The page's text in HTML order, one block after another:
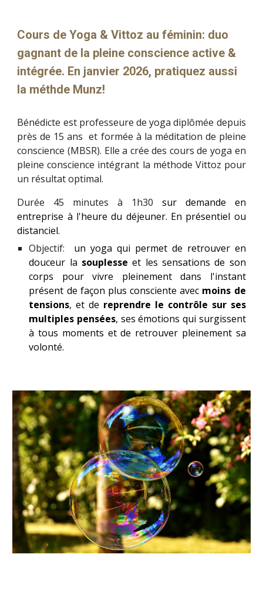
Cours de Yoga & Vittoz au féminin: duo
gagnant de la pleine conscience active &
intégrée. En janvier 2026, pratiquez aussi
la méthde Munz!
Bénédicte est professeure de yoga diplômée depuis
près de 15 ans et formée à la méditation de pleine
conscience (MBSR). Elle a crée des cours de yoga en
pleine conscience intégrant la méthode Vittoz pour
un résultat optimal.
Durée 45 minutes à 1h30 sur demande en
entreprise à l'heure du déjeuner. En présentiel ou
distanciel.
Objectif:
un yoga qui permet de retrouver en
douceur la souplesse et les sensations de son
corps pour vivre pleinement dans l'instant
présent de façon plus consciente avec moins de
tensions, et de reprendre le contrôle sur ses
multiples pensées, ses émotions qui surgissent
à tous moments et de retrouver pleinement sa
volonté.